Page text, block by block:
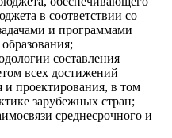
в соответствии со
и программами
составления
всех достижений
проектирования, в том
зарубежных стран;
среднесрочного и